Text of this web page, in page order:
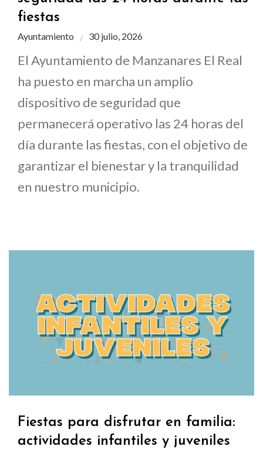
fiestas
Ayuntamiento 30 julio, 2026
El Ayuntamiento de Manzanares El Real
ha puesto en marcha un amplio
dispositivo de seguridad que
permanecerá operativo las 24 horas del
día durante las fiestas, con el objetivo de
garantizar el bienestar y la tranquilidad
en nuestro municipio.
Fiestas para disfrutar en familia:
actividades infantiles y juveniles